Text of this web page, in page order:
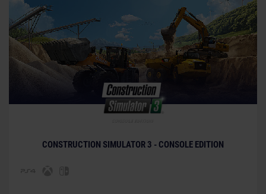
© [Translate to Korean:]
CONSTRUCTION SIMULATOR 3 - CONSOLE EDITION